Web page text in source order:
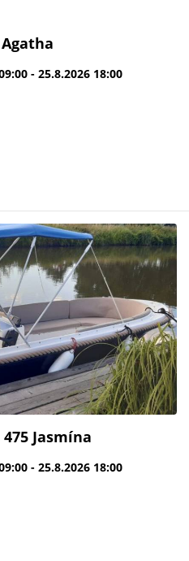
- 25.8.2026 18:00
Jasmína
- 25.8.2026 18:00